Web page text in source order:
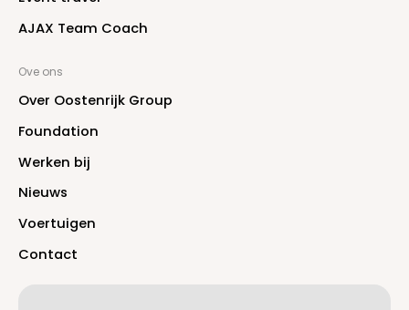
AJAX Team Coach
Ove ons
Over Oostenrijk Group
Foundation
Werken bij
Nieuws
Voertuigen
Contact